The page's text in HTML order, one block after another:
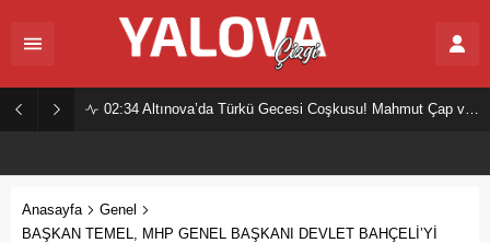
02:34 Altınova’da Türkü Gecesi Coşkusu! Mahmut Çap ve Ekibi Vatandaşları Buluşturdu
Anasayfa
Genel
BAŞKAN TEMEL, MHP GENEL BAŞKANI DEVLET BAHÇELİ’Yİ